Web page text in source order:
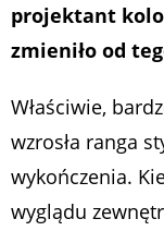
projektant
zmieniło od
Właściwie,
wzrosła ranga
wykończenia.
wyglądu